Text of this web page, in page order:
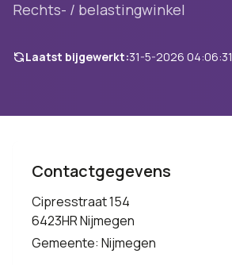
Rechts- / belastingwinkel
Laatst bijgewerkt:31-5-2026 04:06:31
Contactgegevens
Cipresstraat 154
6423HR Nijmegen
Gemeente: Nijmegen